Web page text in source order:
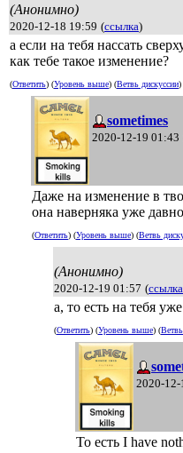
(Анонимно)
2020-12-18 19:59 (ссылка)
а если на тебя нассать
как тебе такое изменение?
(Ответить) (Уровень выше) (Ветвь дискуссии)
sometimes
2020-12-19 01:43
Даже на изменение в
она наверняка уже
(Ответить) (Уровень выше) (Ветвь
(Анонимно)
2020-12-19 01:57 (ссылка
а, то есть на тебя
(Ответить) (Уровень выше) (
2020-12-
То есть I have